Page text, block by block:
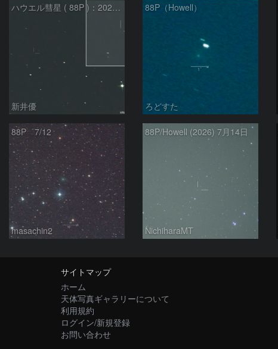
ハウエル彗星 ( 88P )：2026/07/27
新井優
88P（Howell）
ろどすた
88P 7/12
masachin2
88P/Howell (2026) 7月14日
NichiharaMT
サイトマップ
ホーム
天体写真ギャラリーについて
利用規約
ログイン/新規登録
お問い合わせ